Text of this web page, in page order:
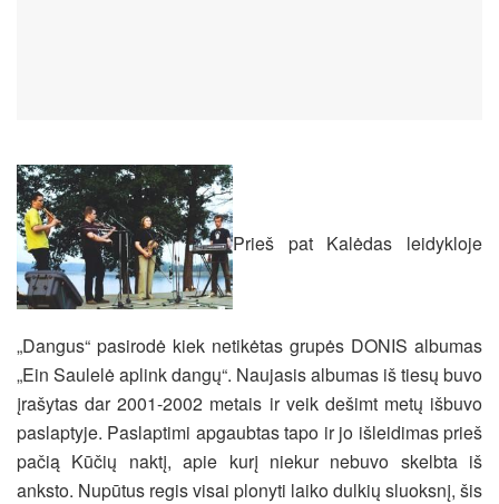
Prieš pat Kalėdas leidykloje
„Dangus“ pasirodė kiek netikėtas grupės DONIS albumas
„Ein Saulelė aplink dangų“. Naujasis albumas iš tiesų buvo
įrašytas dar 2001-2002 metais ir veik dešimt metų išbuvo
paslaptyje. Paslaptimi apgaubtas tapo ir jo išleidimas prieš
pačią Kūčių naktį, apie kurį niekur nebuvo skelbta iš
anksto. Nupūtus regis visai plonyti laiko dulkių sluoksnį, šis